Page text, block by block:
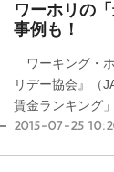
ワーホリの
事例も！
ワーキング・
リデー協会』（
賃金ランキング
2015-07-25